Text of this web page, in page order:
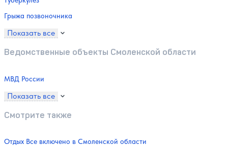
Грыжа позвоночника
Показать все
Ведомственные объекты Смоленской области
МВД России
Показать все
Смотрите также
Отдых Все включено в Смоленской области